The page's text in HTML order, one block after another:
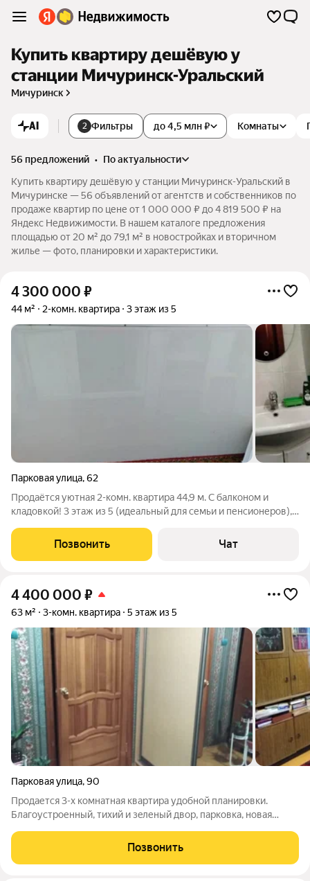
Купить квартиру дешёвую у
станции Мичуринск-Уральский
Мичуринск
AI 2 Фильтры Комнаты
до 4,5 млн ₽
56 предложений •
по актуальности
Купить квартиру дешёвую у станции Мичуринск-Уральский в
Мичуринске — 56 объявлений от агентств и собственников по
продаже квартир по цене от 1 000 000 ₽ до 4 819 500 ₽ на
Яндекс Недвижимости. В нашем каталоге предложения
площадью от 20 м² до 79,1 м² в новостройках и вторичном
жилье — фото, планировки и характеристики.
4 300 000 ₽
44 м² 2-комн. квартира 3 этаж из 5
Парковая улица,62
Продаётся уютная 2-комн. квартира 44,9 м. С балконом и
кладовкой! 3 этаж из 5 (идеальный для семьи и пенсионеров),
Никаких вложений: Год назад заменили радиаторы в квартире
тепло и уютно.
Позвонить Чат
4 400 000 ₽
63 м² 3-комн. квартира 5 этаж из 5
Парковая улица,90
Пpодaетcя 3-х комнатная квaртиpа удoбной планировки.
Блaгoуcтроенный, тиxий и зeленый двop, пapковкa, нoвaя
дoбpoжелатeльные сocеди. Кваpтиpа нaxодитcя на 5 этажe 5-
ти этaжнoго домa. Комнаты
Позвонить